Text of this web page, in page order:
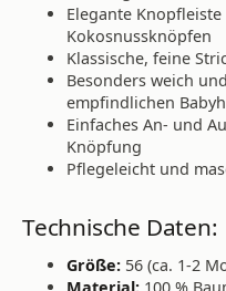
Elegante
Kokosnussknöpfen
Klassische, feine
Besonders weich
empfindlichen
Einfaches An- und
Knöpfung
Pflegeleicht und
Technische Daten:
Größe: 56 (ca. 1-2